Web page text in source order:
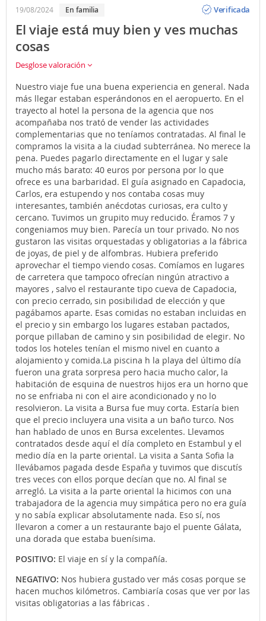
19/08/2024 En familia
Verificada
El viaje está muy bien y ves muchas
cosas
Desglose valoración
Nuestro viaje fue una buena experiencia en general. Nada
más llegar estaban esperándonos en el aeropuerto. En el
trayecto al hotel la persona de la agencia que nos
acompañaba nos trató de vender las actividades
complementarias que no teníamos contratadas. Al final le
compramos la visita a la ciudad subterránea. No merece la
pena. Puedes pagarlo directamente en el lugar y sale
mucho más barato: 40 euros por persona por lo que
ofrece es una barbaridad. El guía asignado en Capadocia,
Carlos, era estupendo y nos contaba cosas muy
interesantes, también anécdotas curiosas, era culto y
cercano. Tuvimos un grupito muy reducido. Éramos 7 y
congeniamos muy bien. Parecía un tour privado. No nos
gustaron las visitas orquestadas y obligatorias a la fábrica
de joyas, de piel y de alfombras. Hubiera preferido
aprovechar el tiempo viendo cosas. Comíamos en lugares
de carretera que tampoco ofrecían ningún atractivo a
mayores , salvo el restaurante tipo cueva de Capadocia,
con precio cerrado, sin posibilidad de elección y que
pagábamos aparte. Esas comidas no estaban incluidas en
el precio y sin embargo los lugares estaban pactados,
porque pillaban de camino y sin posibilidad de elegir. No
todos los hoteles tenían el mismo nivel en cuanto a
alojamiento y comida.La piscina h la playa del último día
fueron una grata sorpresa pero hacia mucho calor, la
habitación de esquina de nuestros hijos era un horno que
no se enfriaba ni con el aire acondicionado y no lo
resolvieron. La visita a Bursa fue muy corta. Estaría bien
que el precio incluyera una visita a un baño turco. Nos
han hablado de unos en Bursa excelentes. Llevamos
contratados desde aquí el día completo en Estambul y el
medio día en la parte oriental. La visita a Santa Sofia la
llevábamos pagada desde España y tuvimos que discutís
tres veces con ellos porque decían que no. Al final se
arregló. La visita a la parte oriental la hicimos con una
trabajadora de la agencia muy simpática pero no era guía
y no sabía explicar absolutamente nada. Eso sí, nos
llevaron a comer a un restaurante bajo el puente Gálata,
una dorada que estaba buenísima.
POSITIVO: El viaje en sí y la compañía.
NEGATIVO: Nos hubiera gustado ver más cosas porque se
hacen muchos kilómetros. Cambiaría cosas que ver por las
visitas obligatorias a las fábricas .